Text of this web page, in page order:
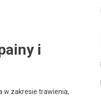
i
w zakresie trawienia,